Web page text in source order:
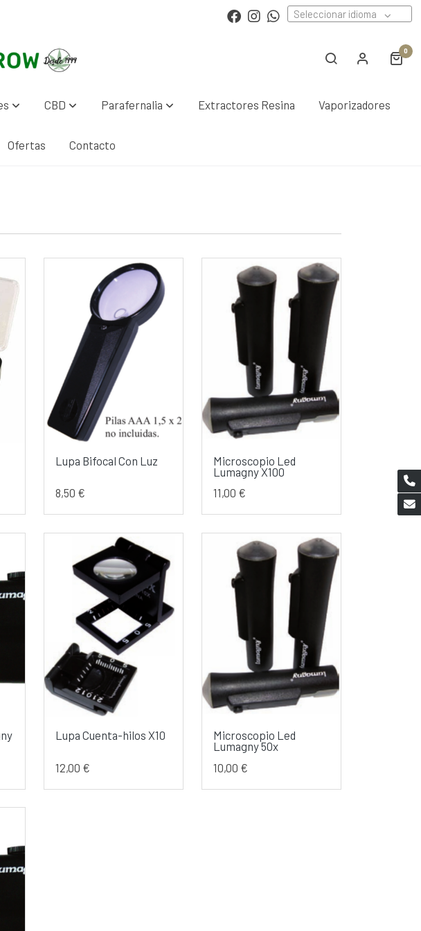
Seleccionar idioma
0
CBD Parafernalia Extractores Resina Vaporizadores
Ofertas
Contacto
Lupa Bifocal Con Luz
8,50 €
Microscopio Led
Lumagny X100
11,00 €
Lupa Cuenta-hilos X10
12,00 €
Microscopio Led
Lumagny 50x
10,00 €